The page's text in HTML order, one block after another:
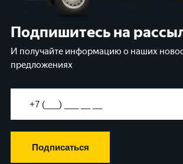
Подпишитесь на
И получайте информацию о наших
предложениях
Подписаться